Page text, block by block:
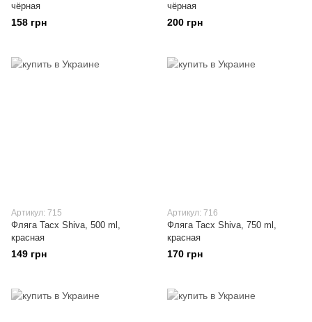
чёрная
158 грн
чёрная
200 грн
Артикул: 715
Фляга Tacx Shiva, 500 ml,
красная
149 грн
Артикул: 716
Фляга Tacx Shiva, 750 ml,
красная
170 грн